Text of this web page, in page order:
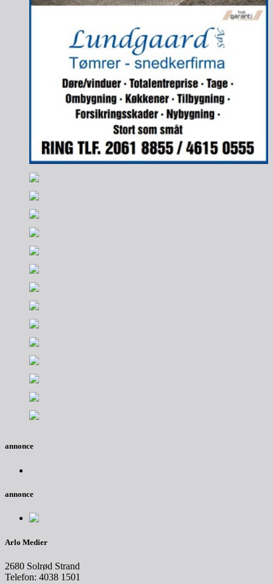
annonce
annonce
Arlo Medier
2680 Solrød Strand
Telefon: 4038 1501